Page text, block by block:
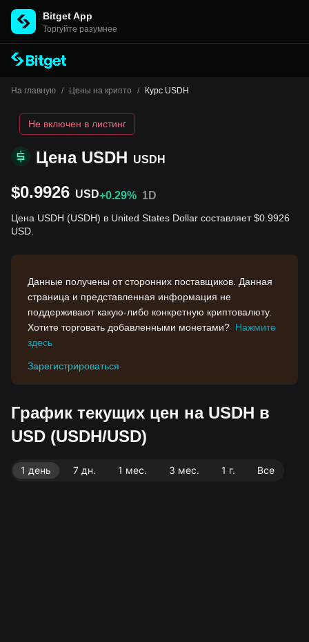
Bitget App
Торгуйте разумнее
На главную / Цены на крипто / Курс USDH
Цена USDH USDH
Не включен в листинг
$0.9926 USD+0.29% 1D
Цена USDH (USDH) в United States Dollar составляет $0.9926
USD.
Данные получены от сторонних поставщиков. Данная
страница и представленная информация не
поддерживают какую-либо конкретную криптовалюту.
Хотите торговать добавленными монетами? Нажмите
здесь
Зарегистрироваться
График текущих цен на USDH в
USD (USDH/USD)
1 день 7 дн. 1 мес. 3 мес. 1 г. Все